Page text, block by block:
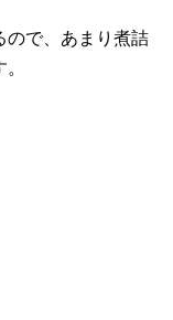
ので、あまり煮詰